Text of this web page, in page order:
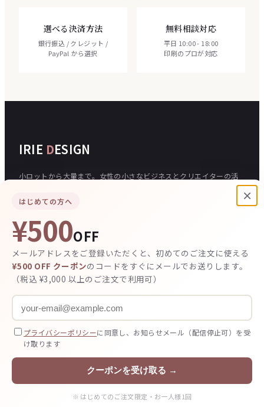
選べる決済方法
銀行振込 / クレジット /
PayPal から選択
無料相談対応
平日 10:00 - 18:00
印刷のプロが対応
IRIE DESIGN
小ロットから大量まで。女性の小さなビジネスとクリエイターの活
ご注文について
お支払い方法
テンプレート
デザイン依頼
お客様の声
© 2015 IRIE DESIGN. All rights reserved.
×
はじめての方へ
¥500OFF
メールアドレスをご登録いただくと、初めてのご注文に使える
¥500 OFF クーポンのコードをすぐにメールでお送りします。
（税込 ¥3,000 以上のご注文で利用可）
プライバシーポリシーに同意し、お知らせメール（配信停止可）を受
け取ります
クーポンを受け取る →
※ はじめてのご注文限定・お一人様1回